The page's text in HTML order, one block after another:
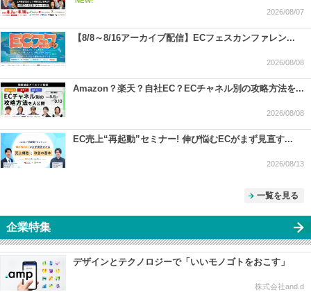
2026/08/07
【8/8～8/16アーカイブ配信】ECフェスカンファレン...
2026/08/08
Amazon？楽天？自社EC？ECチャネル別の攻略方法を...
2026/08/08
EC売上“再起動”セミナー! 伸び悩むECがまず見直す...
2026/08/13
一覧を見る
企業特集
デザインとテクノロジーで「いいモノゴトをおこす」
株式会社and.d